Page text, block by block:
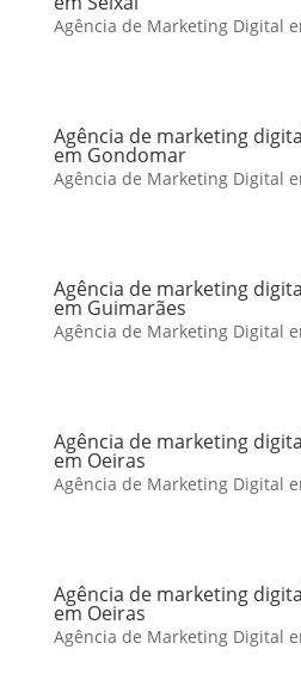
Agência de Marketing Digital
Agência de marketing
em Gondomar
Agência de Marketing Digital
Agência de marketing
em Guimarães
Agência de Marketing Digital
Agência de marketing
em Oeiras
Agência de Marketing Digital
Agência de marketing
em Oeiras
Agência de Marketing Digital